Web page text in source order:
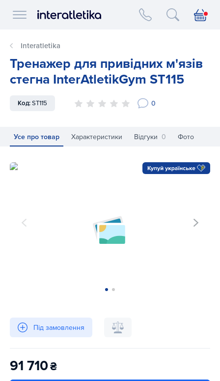
Interatletika logo
Interatletika
Тренажер для привідних м'язів
стегна InterAtletikGym ST115
Код:ST115 0
Усе про товар Характеристики Відгуки 0 Фото
Тренажер для привідних м'язів стегна InterAtletikGym
Під замовлення
91 710₴